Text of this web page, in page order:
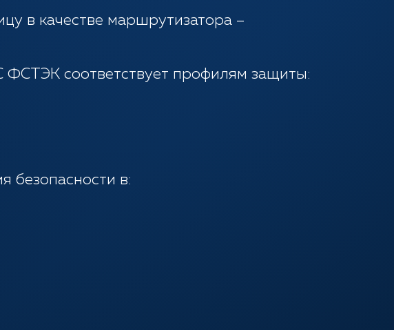
в качестве маршрутизатора –
соответствует профилям защиты:
безопасности в: